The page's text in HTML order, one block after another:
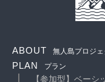
ABOUT 無人島プロジ
PLAN プラン
【参加型】ベーシ